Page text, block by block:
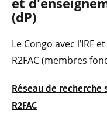
(dP)
Le Congo avec l’IRF
R2FAC (membres
Réseau de
R2FAC